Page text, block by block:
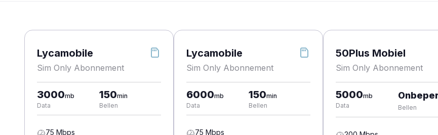
Lycamobile
Sim Only Abonnement
3000mb
Data
150min
Bellen
75 Mbps
Lycamobile
Sim Only Abonnement
6000mb
Data
150min
Bellen
75 Mbps
50Plus Mobiel
Sim Only Abonnement
5000mb
Data
Bellen